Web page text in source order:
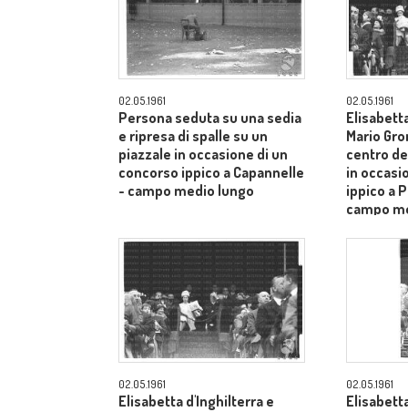
02.05.1961
Persona seduta su una sedia
e ripresa di spalle su un
piazzale in occasione di un
concorso ippico a Capannelle
- campo medio lungo
02.05.1961
Mario
centro
in
ippico a
campo
02.05.1961
Elisabetta d'Inghilterra e
02.05.1961